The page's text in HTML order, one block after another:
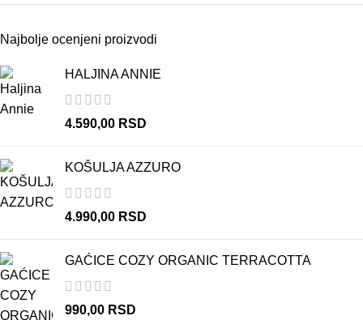
Najbolje ocenjeni proizvodi
HALJINA ANNIE
4.590,00 RSD
KOŠULJA AZZURO
4.990,00 RSD
GAĆICE COZY ORGANIC TERRACOTTA
990,00 RSD